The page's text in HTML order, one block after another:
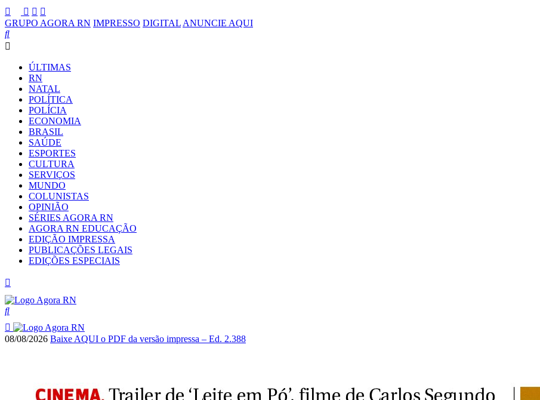
GRUPO AGORA RN IMPRESSO DIGITAL ANUNCIE AQUI
ÚLTIMAS
RN
NATAL
POLÍTICA
POLÍCIA
ECONOMIA
BRASIL
SAÚDE
ESPORTES
CULTURA
SERVIÇOS
MUNDO
COLUNISTAS
OPINIÃO
SÉRIES AGORA RN
AGORA RN EDUCAÇÃO
EDIÇÃO IMPRESSA
PUBLICAÇÕES LEGAIS
EDIÇÕES ESPECIAIS
08/08/2026 Baixe AQUI o PDF da versão impressa – Ed. 2.388